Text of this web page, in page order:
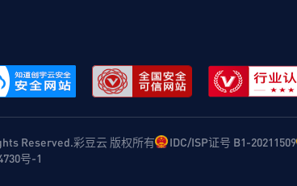
Reserved.彩豆云 版权所有 IDC/ISP证号 B1-20211509
号-1